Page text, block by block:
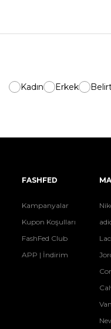
Kadın Erkek
FASHFED
Kampanyalar
Kupon Koşulları
FashFed Club
APP | İndirim